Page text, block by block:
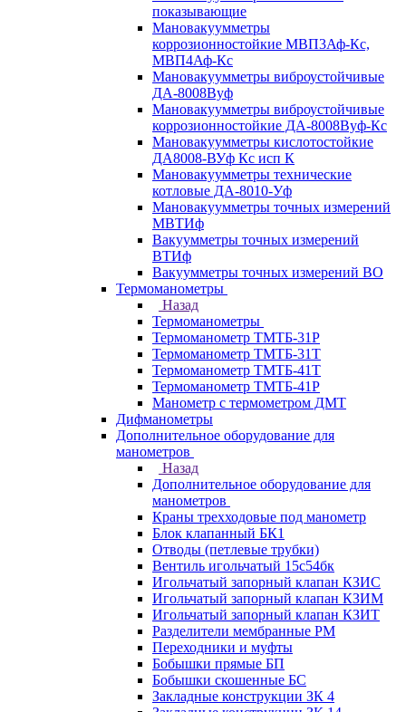
показывающие
Мановакуумметры
коррозионностойкие МВП3Аф-Кс,
МВП4Аф-Кс
Мановакуумметры виброустойчивые
ДА-8008Вуф
Мановакуумметры виброустойчивые
коррозионностойкие ДА-8008Вуф-Кс
Мановакуумметры кислотостойкие
ДА8008-ВУф Кс исп К
Мановакуумметры технические
котловые ДА-8010-Уф
Мановакуумметры точных измерений
МВТИф
Вакуумметры точных измерений
ВТИф
Вакуумметры точных измерений ВО
Термоманометры
Назад
Термоманометры
Термоманометр ТМТБ-31Р
Термоманометр ТМТБ-31Т
Термоманометр ТМТБ-41Т
Термоманометр ТМТБ-41Р
Манометр с термометром ДМТ
Дифманометры
Дополнительное оборудование для
манометров
Назад
Дополнительное оборудование для
манометров
Краны трехходовые под манометр
Блок клапанный БК1
Отводы (петлевые трубки)
Вентиль игольчатый 15с54бк
Игольчатый запорный клапан КЗИС
Игольчатый запорный клапан КЗИМ
Игольчатый запорный клапан КЗИТ
Разделители мембранные РМ
Переходники и муфты
Бобышки прямые БП
Бобышки скошенные БС
Закладные конструкции ЗК 4